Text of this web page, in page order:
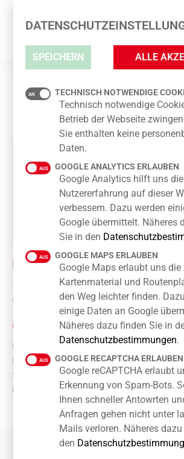
ROSSMANN
KONTAKT
Telefon: 030 67 89 13 37
Web: www.rossmann.de
ÖFFNUNGSZEITEN
Montag – Freitag:
08:00 – 20:00 Uhr
Samstag:
08:00 – 18:00 Uhr
TECHNISCH NOTWENDIGE
Technisch notwendige
Betrieb der Webseite
Sie enthalten keine
Daten.
GOOGLE ANALYTICS ERLAUBEN
Google Analytics hilft uns die
Nutzererfahrung auf dieser
verbessern. Dazu werden
Google übermittelt. Näheres
Sie in den
GOOGLE MAPS ERLAUBEN
Google Maps erlaubt uns die
Kartenmaterial und
den Weg leichter finden.
einige Daten an Google
Näheres dazu finden Sie in
Datenschutzbestimmungen.
GOOGLE RECAPTCHA ERLAUBEN
Google reCAPTCHA erlaubt
Erkennung von Spam-Bots.
Ihnen schneller Antowrten
Anfragen gehen nicht unter
Mails verloren. Näheres
den
SPEICHERN ALLE